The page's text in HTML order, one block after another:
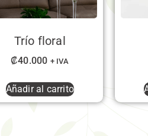
Trío floral
₡40.000 + IVA
Añadir al carrito